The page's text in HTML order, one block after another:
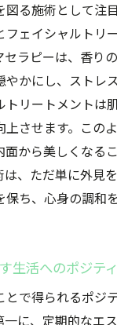
る施術として注
フェイシャルトリ
セラピーは、香り
やかにし、ストレ
トリートメントは
上させます。この
面から美しくなる
、ただ単に外見
保ち、心身の調和
生活へのポジテ
とで得られるポジ
一に、定期的なエ